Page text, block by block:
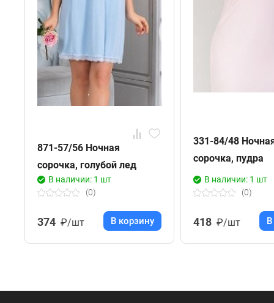
871-57/56 Ночная
сорочка, голубой лед
В наличии: 1 шт
(0)
374 ₽/шт В корзину
331-84/48
сорочка, пудра
В наличии: 1 шт
(0)
418 ₽/шт В